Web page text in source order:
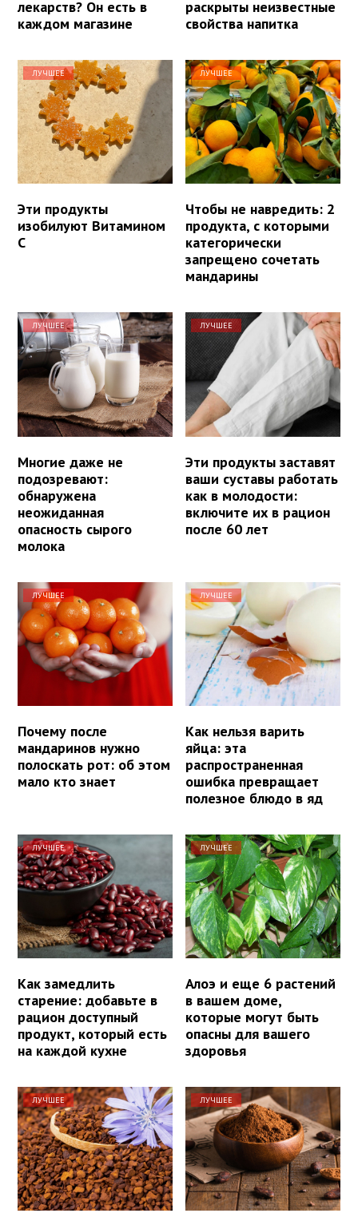
лекарств? Он есть в
каждом магазине
раскрыты неизвестные
свойства напитка
ЛУЧШЕЕ
Эти продукты
изобилуют Витамином
С
ЛУЧШЕЕ
Чтобы не навредить: 2
продукта, с которыми
категорически
запрещено сочетать
мандарины
ЛУЧШЕЕ
Многие даже не
подозревают:
обнаружена
неожиданная
опасность сырого
молока
ЛУЧШЕЕ
Эти продукты заставят
ваши суставы работать
как в молодости:
включите их в рацион
после 60 лет
ЛУЧШЕЕ
Почему после
мандаринов нужно
полоскать рот: об этом
мало кто знает
ЛУЧШЕЕ
Как нельзя варить
яйца: эта
распространенная
ошибка превращает
полезное блюдо в яд
ЛУЧШЕЕ
Как замедлить
старение: добавьте в
рацион доступный
продукт, который есть
на каждой кухне
ЛУЧШЕЕ
Алоэ и еще 6 растений
в вашем доме,
которые могут быть
опасны для вашего
здоровья
ЛУЧШЕЕ ЛУЧШЕЕ